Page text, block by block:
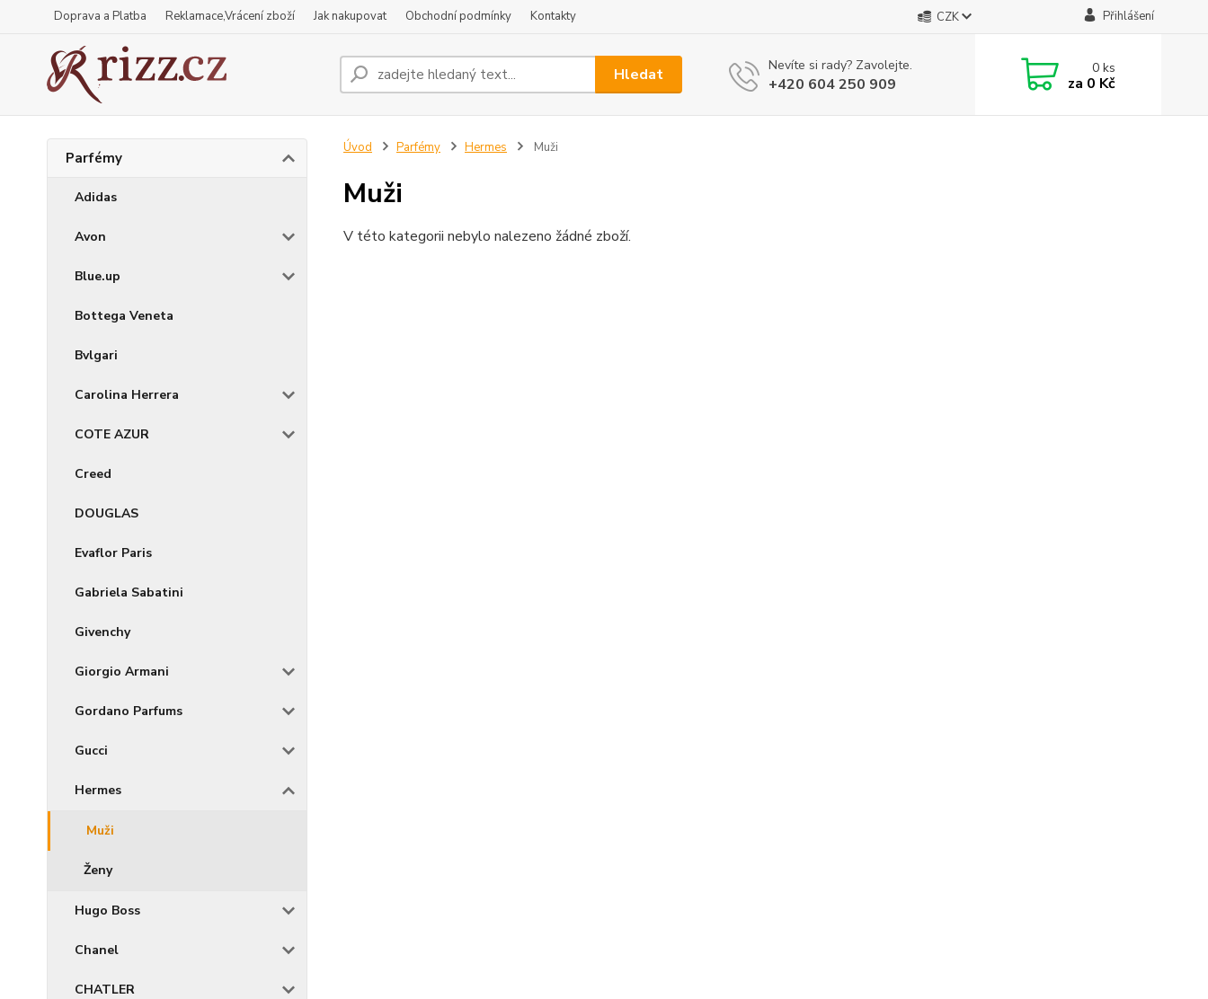
Doprava a Platba Reklamace,Vrácení zboží Jak nakupovat Obchodní podmínky Kontakty CZK Přihlášení
Hledat Nevíte si rady? Zavolejte.
+420 604 250 909
0ks
za 0 Kč
Parfémy
Adidas
Avon
Blue.up
Bottega Veneta
Bvlgari
Carolina Herrera
COTE AZUR
Creed
DOUGLAS
Evaflor Paris
Gabriela Sabatini
Givenchy
Giorgio Armani
Gordano Parfums
Gucci
Hermes
Muži
Ženy
Hugo Boss
Chanel
CHATLER
Úvod Parfémy Hermes Muži
Muži
V této kategorii nebylo nalezeno žádné zboží.